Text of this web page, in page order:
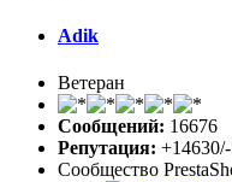
Adik
Ветеран
Сообщений: 16676
Репутация:
Сообщество